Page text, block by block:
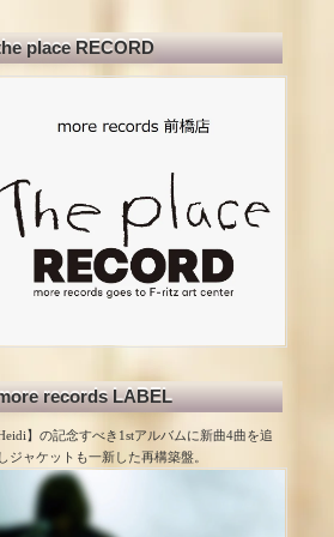
place RECORD
records LABEL
】の記念すべき1stアルバムに新曲4曲を追
ジャケットも一新した再構築盤。